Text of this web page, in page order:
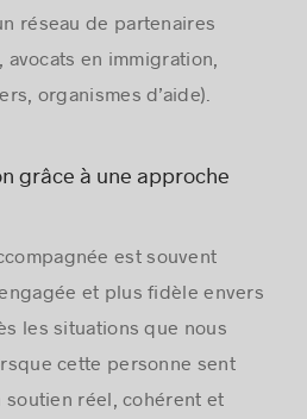
réseau de partenaires
en immigration,
organismes d’aide).
grâce à une approche
est souvent
et plus fidèle envers
les situations que nous
cette personne sent
soutien réel, cohérent et